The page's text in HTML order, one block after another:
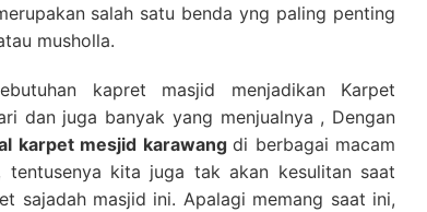
salah satu benda yng paling penting
musholla.
kapret masjid menjadikan Karpet
dan juga banyak yang menjualnya , Dengan
karpet mesjid karawangdi berbagai macam
tentusenya kita juga tak akan kesulitan saat
sajadah masjid ini. Apalagi memang saat ini,